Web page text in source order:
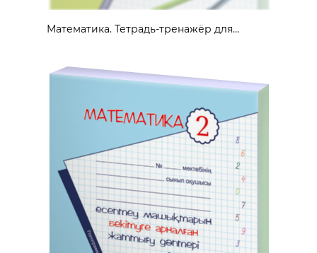
Математика. Тетрадь-тренажёр для...